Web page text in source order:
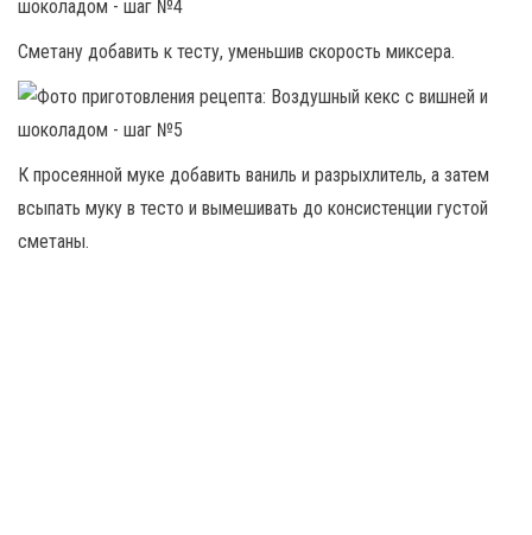
Сметану добавить к тесту, уменьшив скорость миксера.
К просеянной муке добавить ваниль и разрыхлитель, а затем
всыпать муку в тесто и вымешивать до консистенции густой
сметаны.